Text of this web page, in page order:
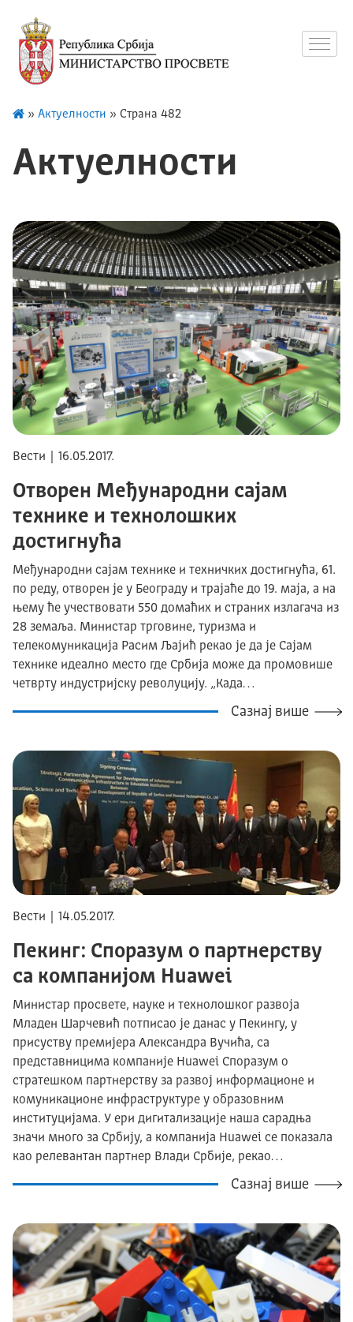
» Актуелности » Страна 482
Актуелности
Вести | 16.05.2017.
Отворен Међународни сајам
технике и технолошких
достигнућа
Међународни сајам технике и техничких достигнућа, 61.
по реду, отворен је у Београду и трајаће до 19. маја, а на
њему ће учествовати 550 домаћих и страних излагача из
28 земаља. Министар трговине, туризма и
телекомуникација Расим Љајић рекао је да је Сајам
технике идеално место где Србија може да промовише
четврту индустријску револуцију. „Када…
Сазнај више
Вести | 14.05.2017.
Пекинг: Споразум о партнерству
са компанијом Huawei
Mинистар просвете, науке и технолошког развоја
Младен Шарчевић потписао је данас у Пекингу, у
присуству премијера Александра Вучића, са
представницима компаније Huawei Споразум о
стратешком партнерству за развој информационе и
комуникациoне инфраструктуре у образовним
институцијама. У ери дигитализације наша сарадња
значи много за Србију, а компанија Huawei се показала
као релевантан партнер Влади Србије, рекао…
Сазнај више